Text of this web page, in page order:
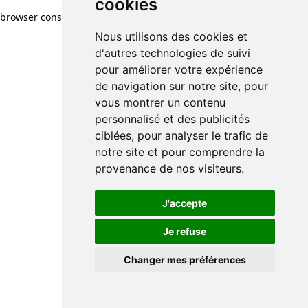
cookies
Nous utilisons des cookies et
d'autres technologies de suivi
pour améliorer votre expérience
de navigation sur notre site, pour
vous montrer un contenu
personnalisé et des publicités
ciblées, pour analyser le trafic de
notre site et pour comprendre la
provenance de nos visiteurs.
J'accepte
Je refuse
Changer mes préférences
browser console for more information)